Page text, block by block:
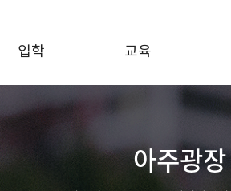
입학 교육
아주광장